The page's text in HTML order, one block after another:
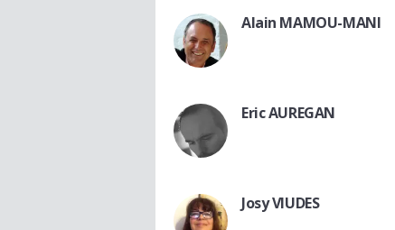
Alain MAMOU-MANI
Eric AUREGAN
Josy VIUDES